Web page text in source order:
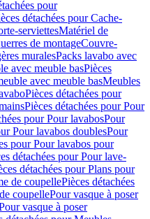
pour
détachées pour Cache-
serviettesMatériel de
de montageCouvre-
muralesPacks lavabo avec
avec meuble basPièces
avec meuble basMeubles
Pièces détachées pour
Pièces détachées pour Pour
pour Pour lavabosPour
Pour lavabos doublesPour
pour Pour lavabos pour
détachées pour Pour lave-
détachées pour Plans pour
de coupellePièces détachées
coupellePour vasque à poser
vasque à poser